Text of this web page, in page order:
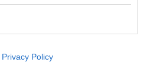
Privacy Policy